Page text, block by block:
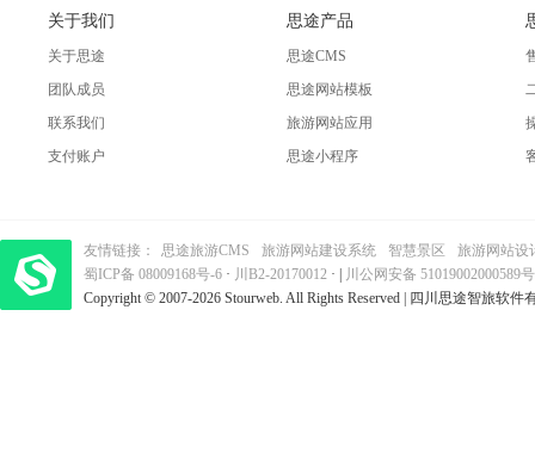
关于我们
关于思途
团队成员
联系我们
支付账户
思途产品
思途CMS
思途网站模板
旅游网站应用
思途小程序
友情链接： 思途旅游CMS 旅游网站建设系统 智慧景区
旅游网站设
梦旅程酒店管理系统
​| 运营支持：创旅云营销​
蜀ICP备 08009168号-6 · 川B2-20170012 · |
川公网安备 51019002000589号
Copyright © 2007-2026 Stourweb. All Rights Reserved | 四川思途智旅软件